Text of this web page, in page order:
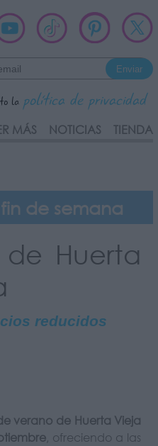
la política de privacidad
MÁS NOTICIAS TIENDA
de semana
Huerta
reducidos
verano de Huerta Vieja
, ofreciendo a las